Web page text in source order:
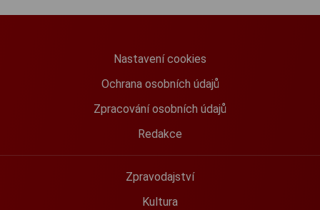
Nastavení cookies
Ochrana osobních údajů
Zpracování osobních údajů
Redakce
Zpravodajství
Kultura